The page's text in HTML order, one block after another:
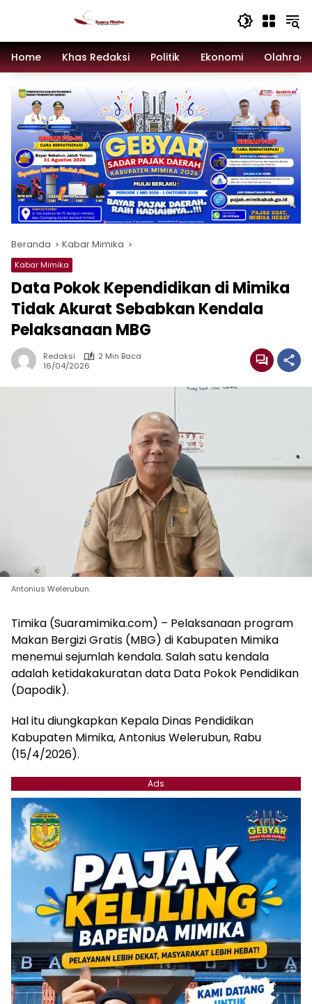
Home
Khas Redaksi Politik Ekonomi
Beranda Kabar Mimika
Kabar Mimika
Data Pokok Kependidikan di Mimika
Tidak Akurat Sebabkan Kendala
Pelaksanaan MBG
Redaksi
2 Min Baca
16/04/2026
Antonius Welerubun.
Timika (Suaramimika.com) – Pelaksanaan program
Makan Bergizi Gratis (MBG) di Kabupaten Mimika
menemui sejumlah kendala. Salah satu kendala
adalah ketidakakuratan data Data Pokok Pendidikan
(Dapodik).
Hal itu diungkapkan Kepala Dinas Pendidikan
Kabupaten Mimika, Antonius Welerubun, Rabu
(15/4/2026).
Ads